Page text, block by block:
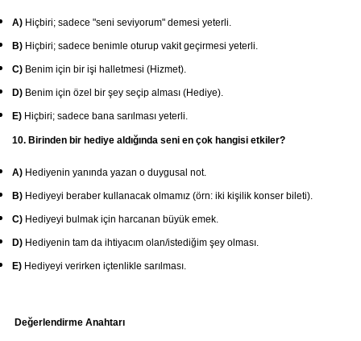
A) Hiçbiri; sadece "seni seviyorum" demesi yeterli.
B) Hiçbiri; sadece benimle oturup vakit geçirmesi yeterli.
C) Benim için bir işi halletmesi (Hizmet).
D) Benim için özel bir şey seçip alması (Hediye).
E) Hiçbiri; sadece bana sarılması yeterli.
10. Birinden bir hediye aldığında seni en çok hangisi etkiler?
A) Hediyenin yanında yazan o duygusal not.
B) Hediyeyi beraber kullanacak olmamız (örn: iki kişilik konser bileti).
C) Hediyeyi bulmak için harcanan büyük emek.
D) Hediyenin tam da ihtiyacım olan/istediğim şey olması.
E) Hediyeyi verirken içtenlikle sarılması.
Değerlendirme Anahtarı